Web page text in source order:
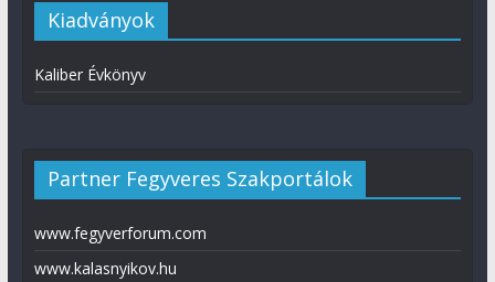
Kiadványok
Kaliber Évkönyv
Partner Fegyveres Szakportálok
www.fegyverforum.com
www.kalasnyikov.hu